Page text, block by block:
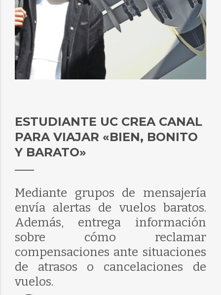
ESTUDIANTE UC CREA CANAL
PARA VIAJAR «BIEN, BONITO
Y BARATO»
Mediante grupos de mensajería
envía alertas de vuelos baratos.
Además, entrega información
sobre cómo reclamar
compensaciones ante situaciones
de atrasos o cancelaciones de
vuelos.